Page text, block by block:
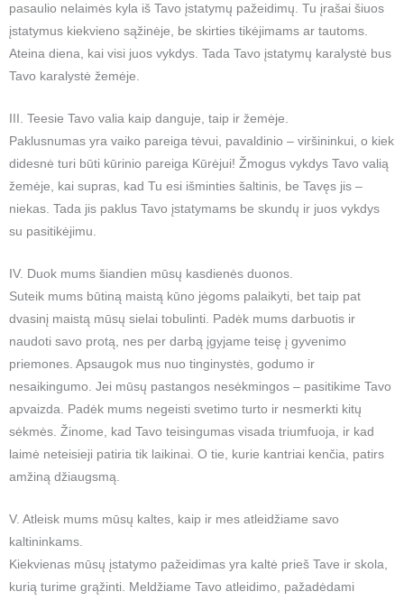
pasaulio nelaimės kyla iš Tavo įstatymų pažeidimų. Tu įrašai šiuos
įstatymus kiekvieno sąžinėje, be skirties tikėjimams ar tautoms.
Ateina diena, kai visi juos vykdys. Tada Tavo įstatymų karalystė bus
Tavo karalystė žemėje.
III. Teesie Tavo valia kaip danguje, taip ir žemėje.
Paklusnumas yra vaiko pareiga tėvui, pavaldinio – viršininkui, o kiek
didesnė turi būti kūrinio pareiga Kūrėjui! Žmogus vykdys Tavo valią
žemėje, kai supras, kad Tu esi išminties šaltinis, be Tavęs jis –
niekas. Tada jis paklus Tavo įstatymams be skundų ir juos vykdys
su pasitikėjimu.
IV. Duok mums šiandien mūsų kasdienės duonos.
Suteik mums būtiną maistą kūno jėgoms palaikyti, bet taip pat
dvasinį maistą mūsų sielai tobulinti. Padėk mums darbuotis ir
naudoti savo protą, nes per darbą įgyjame teisę į gyvenimo
priemones. Apsaugok mus nuo tinginystės, godumo ir
nesaikingumo. Jei mūsų pastangos nesėkmingos – pasitikime Tavo
apvaizda. Padėk mums negeisti svetimo turto ir nesmerkti kitų
sėkmės. Žinome, kad Tavo teisingumas visada triumfuoja, ir kad
laimė neteisieji patiria tik laikinai. O tie, kurie kantriai kenčia, patirs
amžiną džiaugsmą.
V. Atleisk mums mūsų kaltes, kaip ir mes atleidžiame savo
kaltininkams.
Kiekvienas mūsų įstatymo pažeidimas yra kaltė prieš Tave ir skola,
kurią turime grąžinti. Meldžiame Tavo atleidimo, pažadėdami